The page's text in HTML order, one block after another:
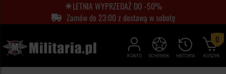
LETNIA WYPRZEDAŻ DO -50%
Zamów do 23:00 z dostawą w sobotę
KONTO HISTORIA
SCHOWEK KOSZYK
0